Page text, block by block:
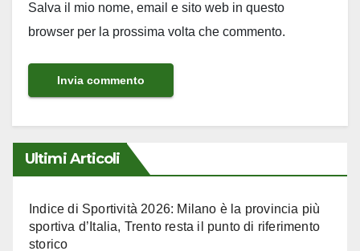
Salva il mio nome, email e sito web in questo
browser per la prossima volta che commento.
Ultimi Articoli
Indice di Sportività 2026: Milano è la provincia più
sportiva d’Italia, Trento resta il punto di riferimento
storico